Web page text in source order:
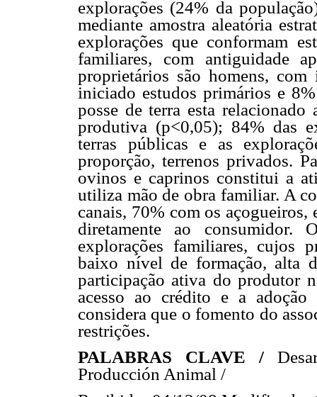
explorações (24% da
mediante amostra aleatória
explorações que conformam
familiares, com antiguidade
proprietários são homens,
iniciado estudos primários e
posse de terra esta
produtiva (p<0,05); 84% das
terras públicas e as
proporção, terrenos privados.
ovinos e caprinos constitui a
utiliza mão de obra familiar. A
canais, 70% com os
diretamente ao consumidor.
explorações familiares, cujos
baixo nível de formação, alta
participação ativa do produtor
acesso ao crédito e a adoção
considera que o fomento do
restrições.
PALABRAS CLAVE /
Producción Animal /